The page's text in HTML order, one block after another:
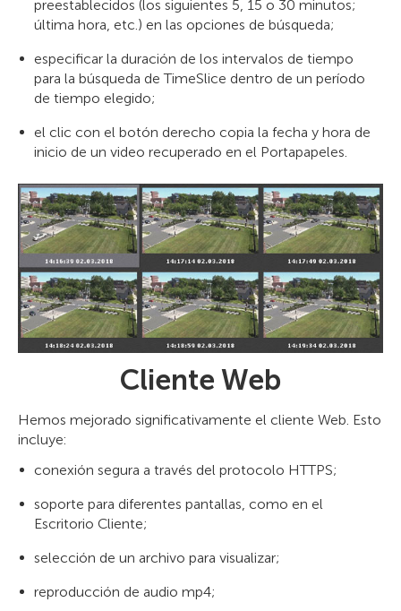
preestablecidos (los siguientes 5, 15 o 30 minutos;
última hora, etc.) en las opciones de búsqueda;
especificar la duración de los intervalos de tiempo
para la búsqueda de TimeSlice dentro de un período
de tiempo elegido;
el clic con el botón derecho copia la fecha y hora de
inicio de un video recuperado en el Portapapeles.
Cliente Web
Hemos mejorado significativamente el cliente Web. Esto
incluye:
conexión segura a través del protocolo HTTPS;
soporte para diferentes pantallas, como en el
Escritorio Cliente;
selección de un archivo para visualizar;
reproducción de audio mp4;